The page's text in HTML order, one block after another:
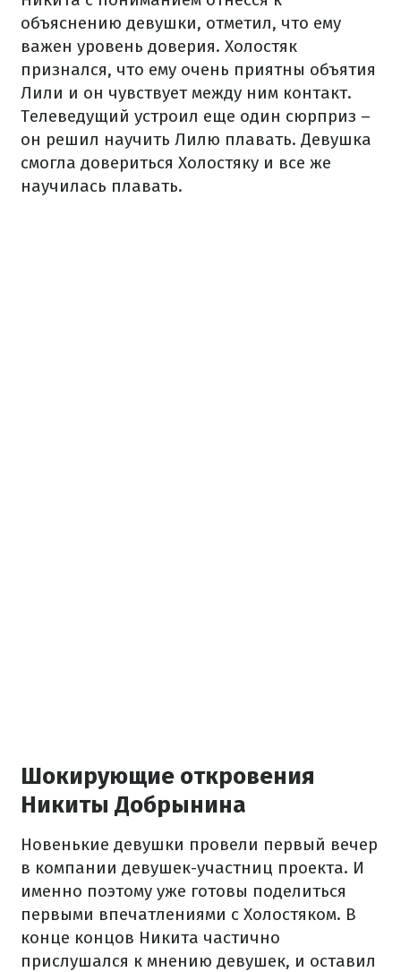
объяснению девушки, отметил, что ему
важен уровень доверия. Холостяк
признался, что ему очень приятны объятия
Лили и он чувствует между ним контакт.
Телеведущий устроил еще один сюрприз –
он решил научить Лилю плавать. Девушка
смогла довериться Холостяку и все же
научилась плавать.
Шокирующие откровения
Никиты Добрынина
Новенькие девушки провели первый вечер
в компании девушек-участниц проекта. И
именно поэтому уже готовы поделиться
первыми впечатлениями с Холостяком. В
конце концов Никита частично
прислушался к мнению девушек, и оставил